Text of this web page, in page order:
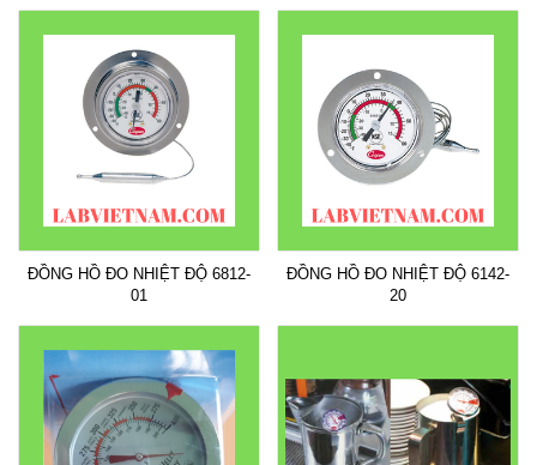
ĐỒNG HỒ ĐO NHIỆT ĐỘ 6812-
01
ĐỒNG HỒ ĐO NHIỆT ĐỘ 6142-
20